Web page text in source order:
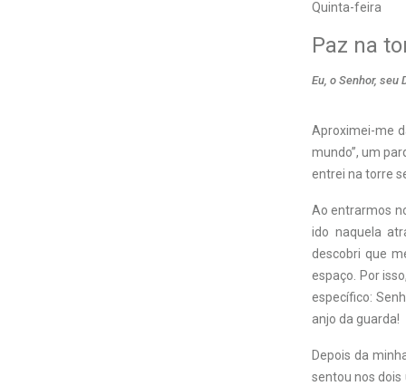
Quinta-feira
Paz na
Eu, o Senhor, seu
Aproximei-me
mundo”, um
entrei na torre
Ao entrarmos
ido naquela
descobri que
espaço. Por
específico:
anjo da guarda!
Depois da
sentou nos